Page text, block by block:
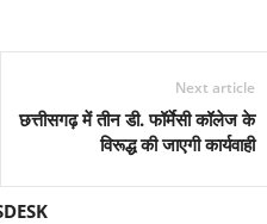
Next article
छत्तीसगढ़ में तीन डी. फॉर्मेसी कॉलेज के
विरूद्ध की जाएगी कार्यवाही